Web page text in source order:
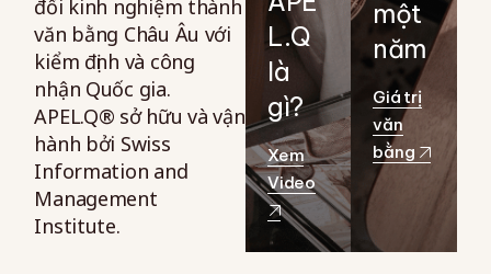
đổi kinh nghiệm thành
văn bằng Châu Âu với
kiểm định và công
nhận Quốc gia.
APEL.Q® sở hữu và vận
hành bởi Swiss
Information and
Management
Institute.
L.Q
là
gì?
Xem
Video
một
năm
Giá trị
văn
bằng